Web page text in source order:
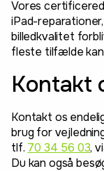
Vores
iPad-
billedkvalitet
fleste tilfælde kan
Kontakt
Kontakt os
brug for
tlf. 70 34 56 03,
Du kan også